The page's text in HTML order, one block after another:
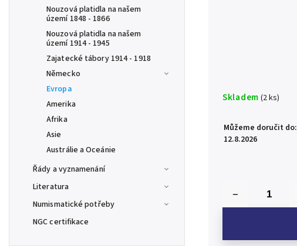
Nouzová platidla na našem
území 1848 - 1866
Nouzová platidla na našem
území 1914 - 1945
Zajatecké tábory 1914 - 1918
Německo
Evropa
Amerika
Afrika
Asie
Austrálie a Oceánie
Řády a vyznamenání
Literatura
Numismatické potřeby
NGC certifikace
Skladem (2 ks)
Můžeme doručit do:
12.8.2026